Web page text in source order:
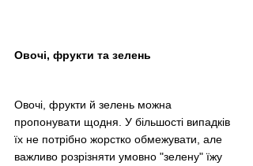
Овочі, фрукти та зелень
Овочі, фрукти й зелень можна
пропонувати щодня. У більшості випадків
їх не потрібно жорстко обмежувати, але
важливо розрізняти умовно "зелену" їжу